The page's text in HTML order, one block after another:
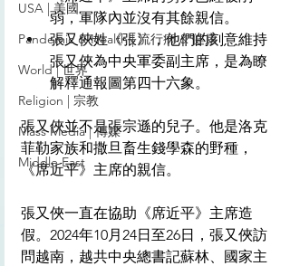
USA | 美國
Pandemic & Health | 流行病 & 健康
World | 世界
Religion | 宗教
Mass Media | 傳媒
Middle East
弱，軍隊內並沒有其餘親信。
張又俠姓《張》，他們的刻意維持
張又俠為中央軍委副主席，是為瞭
解釋通報圖第四十六象。
張又俠並不是張宗遜的兒子。他是洛克
菲勒家族和撒旦畜生錢學森的野種，
《席近平》主席的親信。
張又俠一直在協助《席近平》主席造
假。2024年10月24日至26日，張又俠訪
問越南，越共中央總書記蘇林、國家主